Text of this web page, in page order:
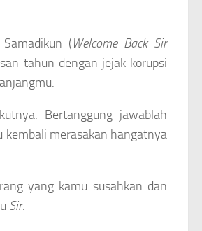
Samadikun (Welcome Back Sir
tahun dengan jejak korupsi
Bertanggung jawablah
kembali merasakan hangatnya
yang kamu susahkan dan
Sir.